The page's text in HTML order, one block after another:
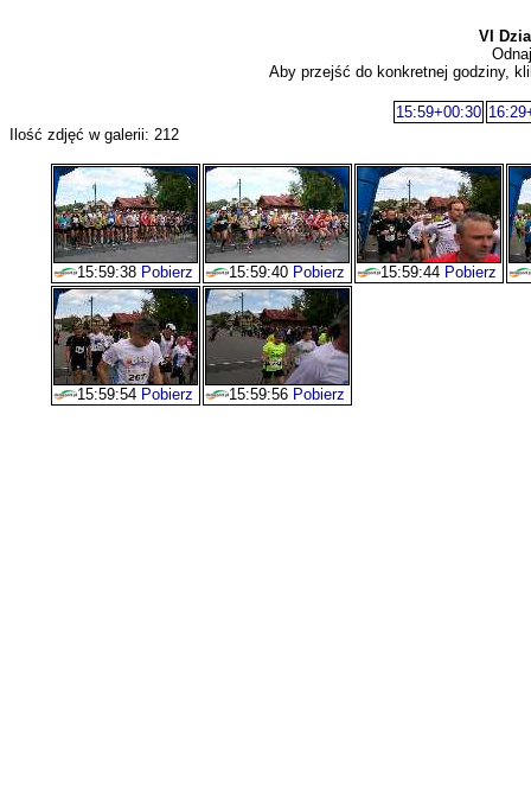
VI
Aby przejść do konkretnej godziny,
15:59+00:30
Ilość zdjęć w galerii: 212
15:59:38 Pobierz 15:59:40 Pobierz 15:59:44 Pobierz
15:59:54 Pobierz 15:59:56 Pobierz